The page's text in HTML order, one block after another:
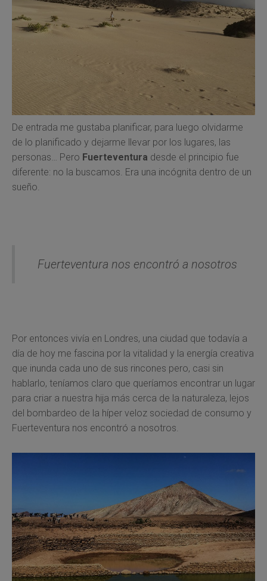
De entrada me gustaba planificar, para luego olvidarme
de lo planificado y dejarme llevar por los lugares, las
personas… Pero Fuerteventura desde el principio fue
diferente: no la buscamos. Era una incógnita dentro de un
sueño.
Fuerteventura nos encontró a nosotros
Por entonces vivía en Londres, una ciudad que todavía a
día de hoy me fascina por la vitalidad y la energía creativa
que inunda cada uno de sus rincones pero, casi sin
hablarlo, teníamos claro que queríamos encontrar un lugar
para criar a nuestra hija más cerca de la naturaleza, lejos
del bombardeo de la híper veloz sociedad de consumo y
Fuerteventura nos encontró a nosotros.